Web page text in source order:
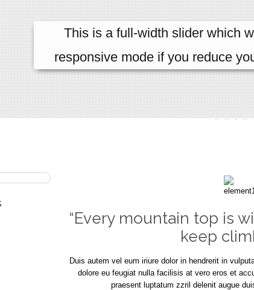
This is a full-width slider which
responsive mode if you reduce
“Every mountain top is
keep
Duis autem vel eum iriure dolor in hendrerit in
dolore eu feugiat nulla facilisis at vero eros et
praesent luptatum zzril delenit augue